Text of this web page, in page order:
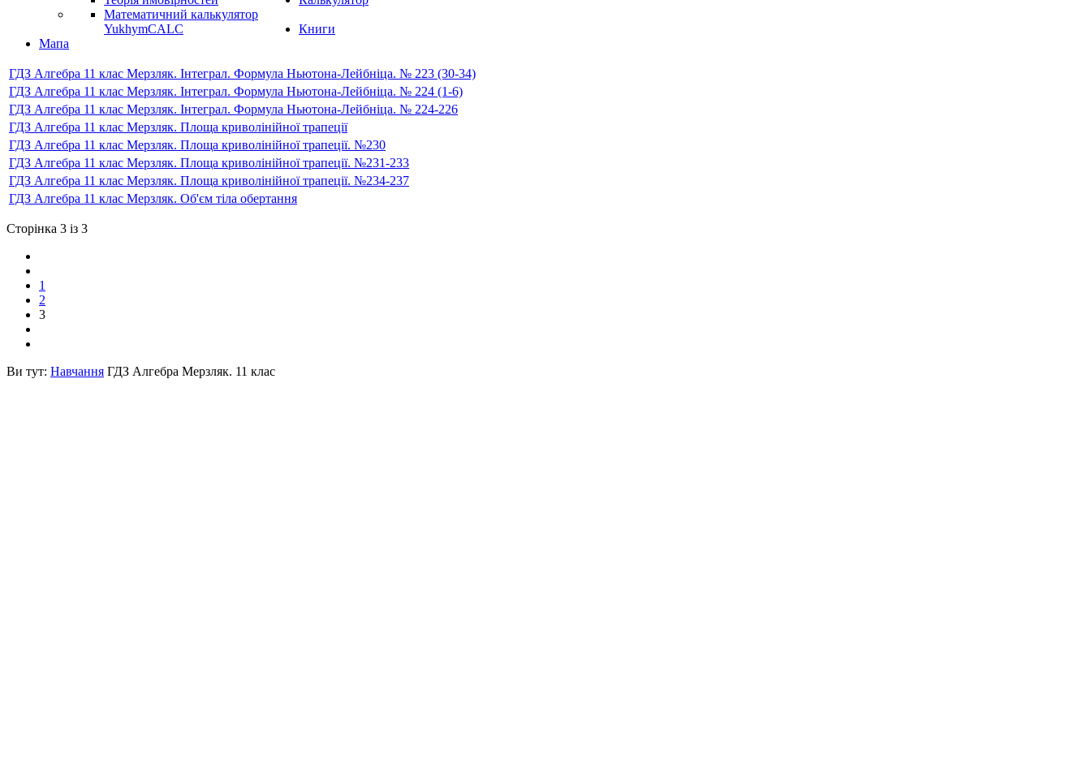
Математичний калькулятор
YukhymCALC
Книги
Мапа
ГДЗ Алгебра 11 клас Мерзляк. Інтеграл. Формула Ньютона-Лейбніца. № 223 (30-34)
ГДЗ Алгебра 11 клас Мерзляк. Інтеграл. Формула Ньютона-Лейбніца. № 224 (1-6)
ГДЗ Алгебра 11 клас Мерзляк. Інтеграл. Формула Ньютона-Лейбніца. № 224-226
ГДЗ Алгебра 11 клас Мерзляк. Площа криволінійної трапеції
ГДЗ Алгебра 11 клас Мерзляк. Площа криволінійної трапеції. №230
ГДЗ Алгебра 11 клас Мерзляк. Площа криволінійної трапеції. №231-233
ГДЗ Алгебра 11 клас Мерзляк. Площа криволінійної трапеції. №234-237
ГДЗ Алгебра 11 клас Мерзляк. Об'єм тіла обертання
Сторінка 3 із 3
1
2
3
Ви тут: Навчання ГДЗ Алгебра Мерзляк. 11 клас